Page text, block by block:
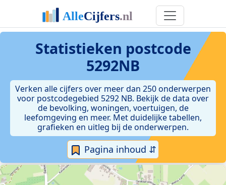
Statistieken postcode
5292NB
Verken alle cijfers over meer dan 250 onderwerpen
voor postcodegebied 5292 NB. Bekijk de data over
de bevolking, woningen, voertuigen, de
leefomgeving en meer. Met duidelijke tabellen,
grafieken en uitleg bij de onderwerpen.
Pagina inhoud ⇵